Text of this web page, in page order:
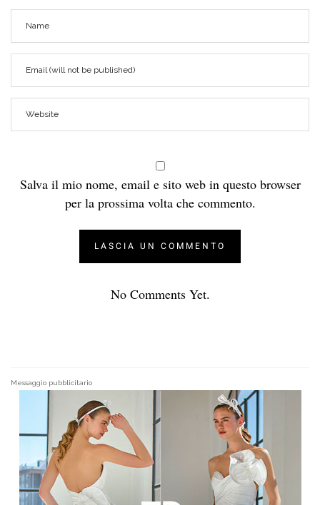
Salva il mio nome, email e sito web in questo browser
per la prossima volta che commento.
No Comments Yet.
Messaggio pubblicitario